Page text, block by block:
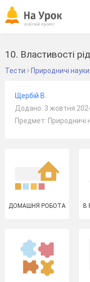
10. Властивості
Тести Природничі науки
Щербій В.
Додано: 3 жовтня
Предмет: Природничі
ДОМАШНЯ РОБОТА В